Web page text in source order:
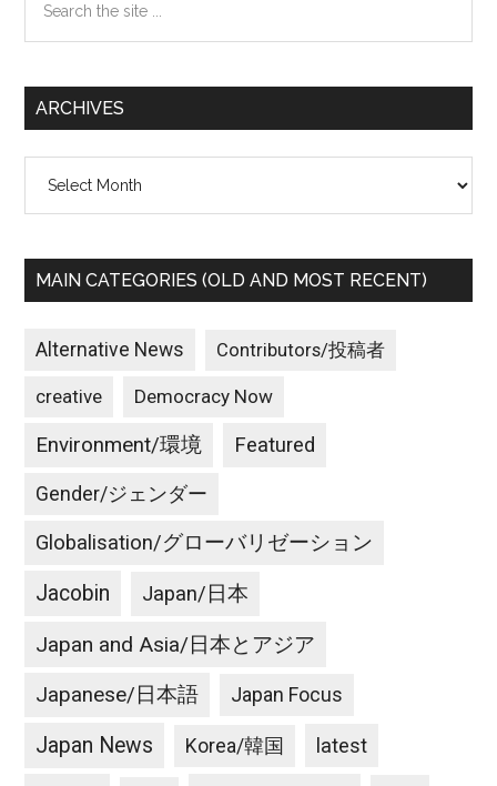
the
ARCHIVES
MAIN CATEGORIES (OLD AND MOST RECENT)
Alternative News Contributors/投稿者
creative Democracy Now
Environment/環境 Featured
Gender/ジェンダー
Globalisation/グローバリゼーション
Jacobin Japan/日本
Japan and Asia/日本とアジア
Japanese/日本語 Japan Focus
Japan News Korea/韓国 latest